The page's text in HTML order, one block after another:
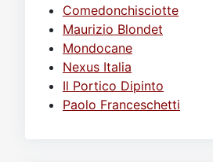
Comedonchisciotte
Maurizio Blondet
Mondocane
Nexus Italia
Il Portico Dipinto
Paolo Franceschetti